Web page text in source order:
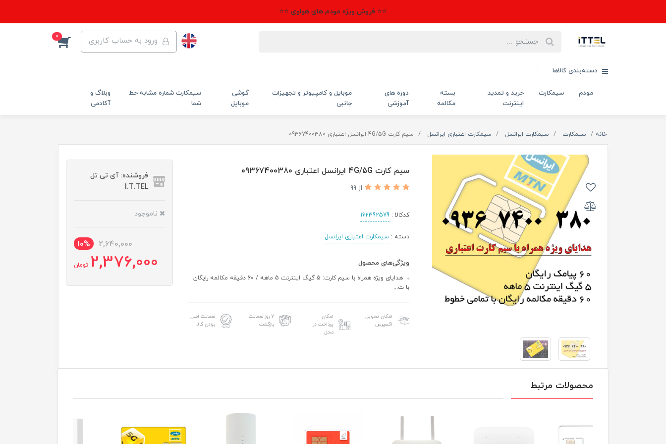
⭐⭐ فروش ویژه مودم های هواوی ⭐⭐
ورود به حساب کاربری 0
دسته‌بندی کالاها
مودم سیمکارت
خرید و تمدید
اینترنت
بسته
مکالمه
دوره های
آموزشی
موبایل و کامپیوتر و تجهیزات
جانبی
گوشی
موبایل
سیمکارت شماره مشابه خط
شما
وبلاگ و
آکادمی
خانه سیمکارت سیمکارت ایرانسل سیمکارت اعتباری ایرانسل سیم کارت 4G/5G ایرانسل اعتباری 09367400380
سیم کارت 4G/5G ایرانسل اعتباری 09367400380
از 99
کدکالا :162392579
دسته : سیمکارت اعتباری ایرانسل
ویژگی‌های محصول
هدایای ویژه همراه با سیم کارت: 5 گیگ اینترنت 5 ماهه / 60 دقیقه مکالمه رایگان
با ت...
امکان تحویل
اکسپرس
امکان
پرداخت در
محل
۷ روز ضمانت
بازگشت
ضمانت اصل
بودن کالا
فروشنده: آی تی تل
I.T.TEL
ناموجود
2,640,000
10%
2,376,000 تومان
محصولات مرتبط